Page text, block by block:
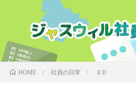
HOME 社員の日常 ３Ｄ